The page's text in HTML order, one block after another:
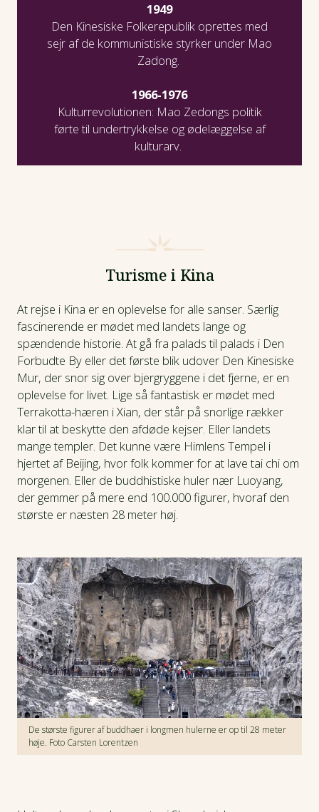
1949
Den Kinesiske Folkerepublik oprettes med
sejr af de kommunistiske styrker under Mao
Zadong.
1966-1976
Kulturrevolutionen: Mao Zedongs politik
førte til undertrykkelse og ødelæggelse af
kulturarv.
Turisme i Kina
At rejse i Kina er en oplevelse for alle sanser. Særlig
fascinerende er mødet med landets lange og
spændende historie. At gå fra palads til palads i Den
Forbudte By eller det første blik udover Den Kinesiske
Mur, der snor sig over bjergryggene i det fjerne, er en
oplevelse for livet. Lige så fantastisk er mødet med
Terrakotta-hæren i Xian, der står på snorlige rækker
klar til at beskytte den afdøde kejser. Eller landets
mange templer. Det kunne være Himlens Tempel i
hjertet af Beijing, hvor folk kommer for at lave tai chi om
morgenen. Eller de buddhistiske huler nær Luoyang,
der gemmer på mere end 100.000 figurer, hvoraf den
største er næsten 28 meter høj.
De største figurer af buddhaer i longmen hulerne er op til 28 meter
høje. Foto Carsten Lorentzen